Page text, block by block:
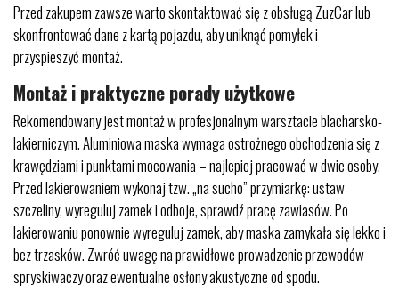
Przed zakupem zawsze warto skontaktować się z obsługą ZuzCar lub
skonfrontować dane z kartą pojazdu, aby uniknąć pomyłek i
przyspieszyć montaż.
Montaż i praktyczne porady użytkowe
Rekomendowany jest montaż w profesjonalnym warsztacie blacharsko-
lakierniczym. Aluminiowa maska wymaga ostrożnego obchodzenia się z
krawędziami i punktami mocowania – najlepiej pracować w dwie osoby.
Przed lakierowaniem wykonaj tzw. „na sucho” przymiarkę: ustaw
szczeliny, wyreguluj zamek i odboje, sprawdź pracę zawiasów. Po
lakierowaniu ponownie wyreguluj zamek, aby maska zamykała się lekko i
bez trzasków. Zwróć uwagę na prawidłowe prowadzenie przewodów
spryskiwaczy oraz ewentualne osłony akustyczne od spodu.